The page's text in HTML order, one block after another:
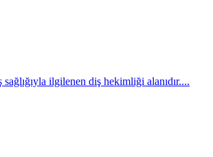
sağlığıyla ilgilenen diş hekimliği alanıdır....